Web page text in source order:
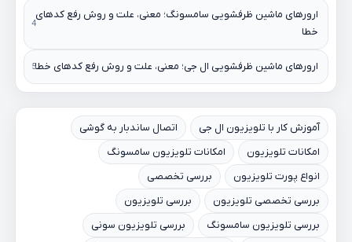
ارورهای ماشین ظرفشویی سامسونگ؛ معنی، علت و روش رفع کدهای
خطا
ارورهای ماشین ظرفشویی ال جی؛ معنی، علت و روش رفع کدهای خطا
آموزش کار با تلویزیون ال جی
اتصال ساندبار به گوشی
امکانات تلویزیون
امکانات تلویزیون سامسونگ
انواع پورت تلویزیون
بررسی تخصصی
بررسی تخصصی تلویزیون
بررسی تلویزیون
بررسی تلویزیون سامسونگ
بررسی تلویزیون سونی